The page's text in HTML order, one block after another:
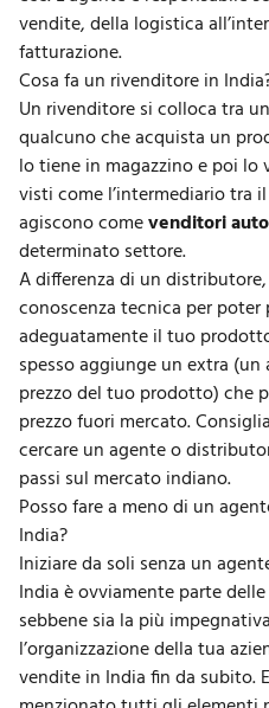
vendite, della logistica
fatturazione.
Cosa fa un rivenditore in
Un rivenditore si colloca tra
qualcuno che acquista un
lo tiene in magazzino e poi lo
visti come l’intermediario tra
agiscono comevenditori
determinato settore.
A differenza di un
conoscenza tecnica per poter
adeguatamente il tuo
spesso aggiunge un extra
prezzo del tuo prodotto) che
prezzo fuori mercato.
cercare un agente o
passi sul mercato indiano.
Posso fare a meno di un
India?
Iniziare da soli senza un
India è ovviamente parte
sebbene sia la più
l’organizzazione della tua
vendite in India fin da subito.